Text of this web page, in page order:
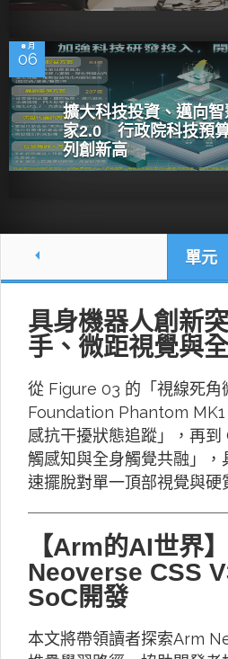
8 月
06
擴大科技投資、邁向智
家2.0 行政院科技預
列創新高
單元
具身機器人創新
手、微距視覺與
從 Figure 03 的「視線死角
Foundation Phantom MK1
感抗干擾狀態追蹤」，再到
觸感知與全身觸覺共融」
速擺脫對單一頂部視覺與硬
【Arm的AI世界
Neoverse CSS
SoC開發
本文將帶領讀者探索Arm